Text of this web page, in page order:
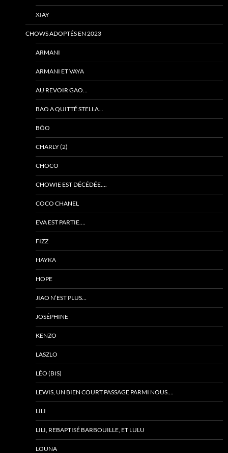
XIAY
CHOWS ADOPTÉS EN 2023
ARMANI
ARMANI ET VAYA
AU REVOIR GAO…
BAO A QUITTÉ STELLA…
BÔO
CHARLY (2)
CHOCO
CHOWIE EST DÉCÉDÉE….
COCO CHANEL
EVA EST PARTIE….
FIZZ
HAYKA
HOPE
JIAO N’EST PLUS…
JOSÉPHINE
KENZO
LASZLO
LÉO (BIS)
LEWIS, UN BIEN COURT PASSAGE PARMI NOUS….
LILI
LILI, REBAPTISÉ BARBOUILLE, ET LULU
LOUNA